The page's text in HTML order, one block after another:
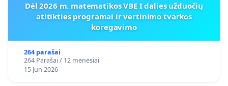
Dėl 2026 m. matematikos VBE I dalies užduočių
atitikties programai ir vertinimo tvarkos
koregavimo
264 parašai
264 Parašai / 12 mėnesiai
15 Jun 2026